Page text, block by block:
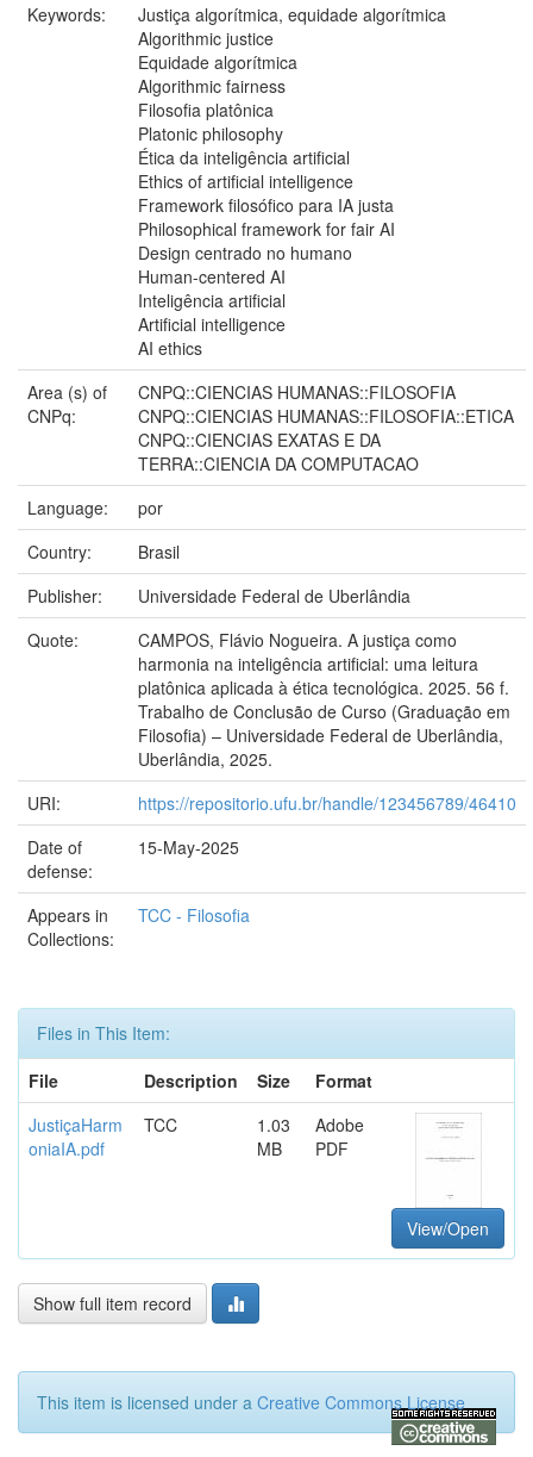
Keywords:
Justiça algorítmica, equidade algorítmica
Algorithmic justice
Equidade algorítmica
Algorithmic fairness
Filosofia platônica
Platonic philosophy
Ética da inteligência artificial
Ethics of artificial intelligence
Framework filosófico para IA justa
Philosophical framework for fair AI
Design centrado no humano
Human-centered AI
Inteligência artificial
Artificial intelligence
AI ethics
Area (s) of
CNPq:
CNPQ::CIENCIAS HUMANAS::FILOSOFIA
CNPQ::CIENCIAS HUMANAS::FILOSOFIA::ETICA
CNPQ::CIENCIAS EXATAS E DA
TERRA::CIENCIA DA COMPUTACAO
Language:
por
Country:
Brasil
Publisher:
Universidade Federal de Uberlândia
Quote:
CAMPOS, Flávio Nogueira. A justiça como
harmonia na inteligência artificial: uma leitura
platônica aplicada à ética tecnológica. 2025. 56 f.
Trabalho de Conclusão de Curso (Graduação em
Filosofia) – Universidade Federal de Uberlândia,
Uberlândia, 2025.
URI:
https://repositorio.ufu.br/handle/123456789/46410
Date of
defense:
15-May-2025
Appears in
Collections:
TCC - Filosofia
Files in This Item:
File
Description Size
Format
JustiçaHarm
oniaIA.pdf
TCC
1.03
MB
Adobe
PDF
View/Open
Show full item record
This item is licensed under a Creative Commons License